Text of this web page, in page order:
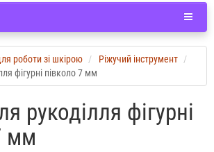
роботи зі шкірою
Ріжучий інструмент
фігурні півколо 7 мм
рукоділля фігурні
мм